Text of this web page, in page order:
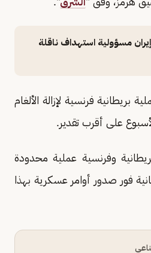
مسؤولية استهداف ناقلة
بريطانية فرنسية لإزالة الألغام
على أقرب تقدير.
وفرنسية عملية محدودة
فور صدور أوامر عسكرية بهذا